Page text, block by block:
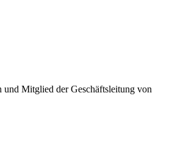
Mitglied der Geschäftsleitung von